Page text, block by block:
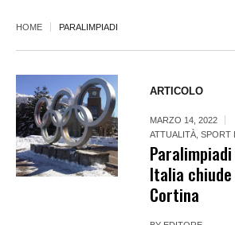
HOME PARALIMPIADI
ARTICOLO
MARZO 14, 2022
ATTUALITÀ ,SPORT
Italia
Cortina